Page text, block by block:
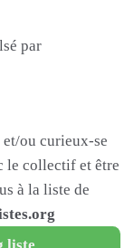
par
et/ou curieux-se
le collectif et être
à la liste de